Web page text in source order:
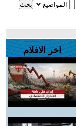
اخر الافلام